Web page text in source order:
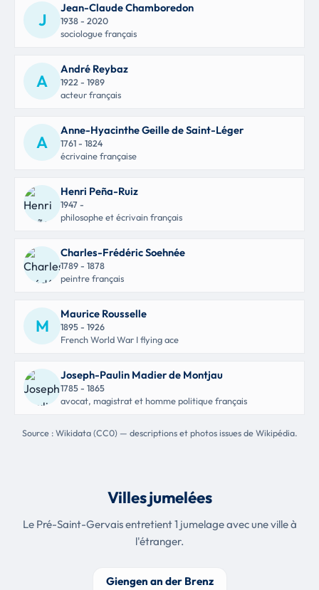
J
Jean-Claude Chamboredon
1938 - 2020
sociologue français
A
André Reybaz
1922 - 1989
acteur français
A
Anne-Hyacinthe Geille de Saint-Léger
1761 - 1824
écrivaine française
Henri Peña-Ruiz
1947 -
philosophe et écrivain français
Charles-Frédéric Soehnée
1789 - 1878
peintre français
M
Maurice Rousselle
1895 - 1926
French World War I flying ace
Joseph-Paulin Madier de Montjau
1785 - 1865
avocat, magistrat et homme politique français
Source : Wikidata (CC0) — descriptions et photos issues de Wikipédia.
Villes jumelées
Le Pré-Saint-Gervais entretient 1 jumelage avec une ville à
l'étranger.
Giengen an der Brenz